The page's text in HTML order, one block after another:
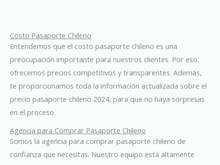
Costo Pasaporte Chileno
Entendemos que el costo pasaporte chileno es una
preocupación importante para nuestros clientes. Por eso,
ofrecemos precios competitivos y transparentes. Además,
te proporcionamos toda la información actualizada sobre el
precio pasaporte chileno 2024, para que no haya sorpresas
en el proceso.
Agencia para Comprar Pasaporte Chileno
Somos la agencia para comprar pasaporte chileno de
confianza que necesitas. Nuestro equipo está altamente